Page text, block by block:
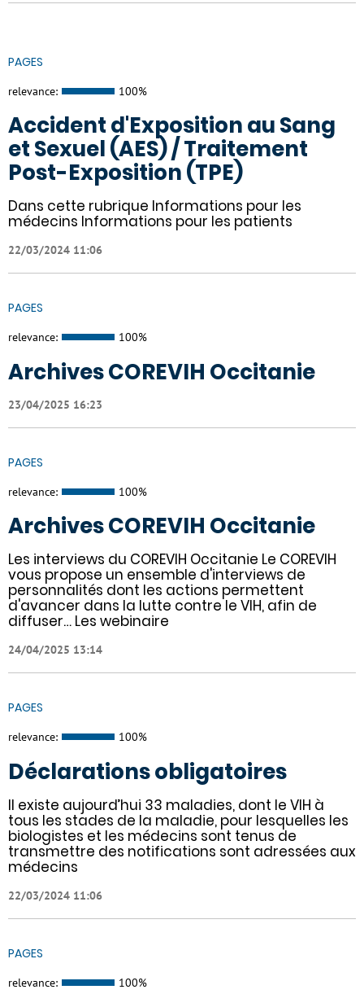
PAGES
relevance: 100%
Accident d'Exposition au Sang
et Sexuel (AES) / Traitement
Post-Exposition (TPE)
Dans cette rubrique Informations pour les
médecins Informations pour les patients
22/03/2024 11:06
PAGES
relevance: 100%
Archives COREVIH Occitanie
23/04/2025 16:23
PAGES
relevance: 100%
Archives COREVIH Occitanie
Les interviews du COREVIH Occitanie Le COREVIH
vous propose un ensemble d'interviews de
personnalités dont les actions permettent
d'avancer dans la lutte contre le VIH, afin de
diffuser… Les webinaire
24/04/2025 13:14
PAGES
relevance: 100%
Déclarations obligatoires
Il existe aujourd’hui 33 maladies, dont le VIH à
tous les stades de la maladie, pour lesquelles les
biologistes et les médecins sont tenus de
transmettre des notifications sont adressées aux
médecins
22/03/2024 11:06
PAGES
relevance: 100%